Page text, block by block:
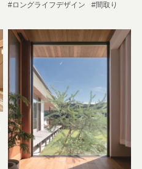
#ロングライフデザイン #間取り